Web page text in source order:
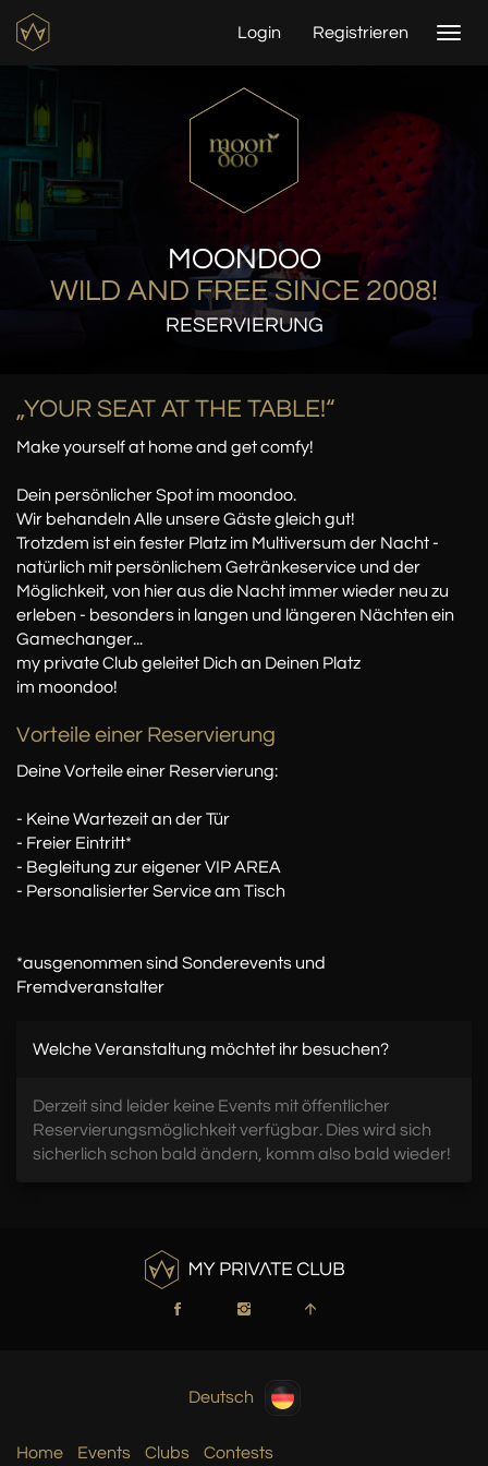
Login Registrieren
MOONDOO
WILD AND FREE SINCE 2008!
RESERVIERUNG
„YOUR SEAT AT THE TABLE!“
Make yourself at home and get comfy!
Dein persönlicher Spot im moondoo.
Wir behandeln Alle unsere Gäste gleich gut!
Trotzdem ist ein fester Platz im Multiversum der Nacht -
natürlich mit persönlichem Getränkeservice und der
Möglichkeit, von hier aus die Nacht immer wieder neu zu
erleben - besonders in langen und längeren Nächten ein
Gamechanger...
my private Club geleitet Dich an Deinen Platz
im moondoo!
Vorteile einer Reservierung
Deine Vorteile einer Reservierung:
- Keine Wartezeit an der Tür
- Freier Eintritt*
- Begleitung zur eigener VIP AREA
- Personalisierter Service am Tisch
*ausgenommen sind Sonderevents und
Fremdveranstalter
Welche Veranstaltung möchtet ihr besuchen?
Derzeit sind leider keine Events mit öffentlicher
Reservierungsmöglichkeit verfügbar. Dies wird sich
sicherlich schon bald ändern, komm also bald wieder!
Deutsch
Home Events Clubs Contests